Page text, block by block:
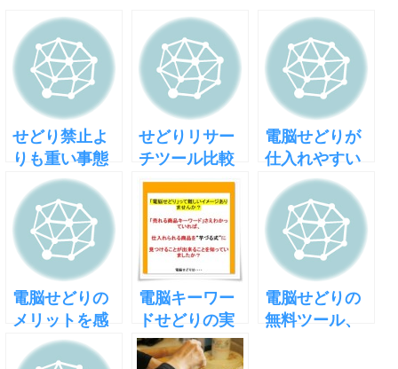
せどり禁止よ
りも重い事態
に！？
せどりリサー
チツール比較
サイト作りま
した
電脳せどりが
仕入れやすい
ワケ
電脳せどりの
メリットを感
じる
電脳キーワー
ドせどりの実
践で注意すべ
きこと
電脳せどりの
無料ツール、